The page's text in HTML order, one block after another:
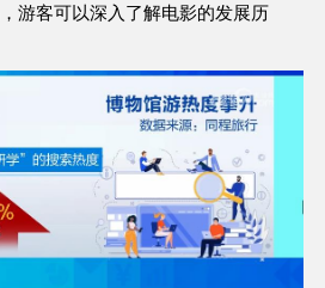
游客可以深入了解电影的发展历